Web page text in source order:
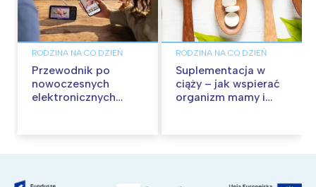
RODZINA NA CO DZIEŃ
Przewodnik po
nowoczesnych
elektronicznych
RODZINA NA CO DZIEŃ
Suplementacja w
ciąży – jak wspierać
organizm mamy i